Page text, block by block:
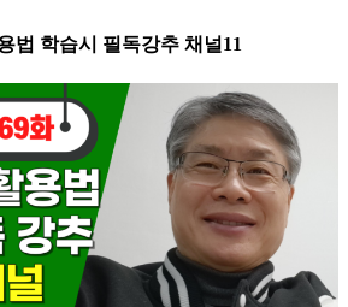
법 학습시 필독강추 채널11